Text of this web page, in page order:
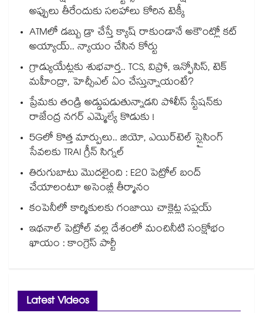
అప్పులు తీరేందుకు సలహాలు కోరిన టెక్కీ
ATMలో డబ్బు డ్రా చేస్తే క్యాష్ రాకుండానే అకౌంట్లో కట్
అయ్యాయ్.. న్యాయం చేసిన కోర్టు
గ్రాడ్యుయేట్లకు శుభవార్త.. TCS, విప్రో, ఇన్ఫోసిస్, టెక్
మహీంద్రా, హెచ్సీఎల్ ఏం చేస్తున్నాయంటే?
ప్రేమకు తండ్రి అడ్డుపడుతున్నాడని పోలీస్ స్టేషన్⁪కు
రాజేంద్ర నగర్ ఎమ్మెల్యే కొడుకు !
5Gలో కొత్త మార్పులు.. జియో, ఎయిర్‌టెల్ స్లైసింగ్
సేవలకు TRAI గ్రీన్ సిగ్నల్
తిరుగుబాటు మొదలైంది : E20 పెట్రోల్ బంద్
చేయాలంటూ అసెంబ్లీ తీర్మానం
కంపెనీలో కార్మికులకు గంజాయి చాక్లెట్ల సప్లయ్
ఇథనాల్ పెట్రోల్ వల్ల దేశంలో మంచినీటి సంక్షోభం
ఖాయం : కాంగ్రెస్ పార్టీ
Latest Videos